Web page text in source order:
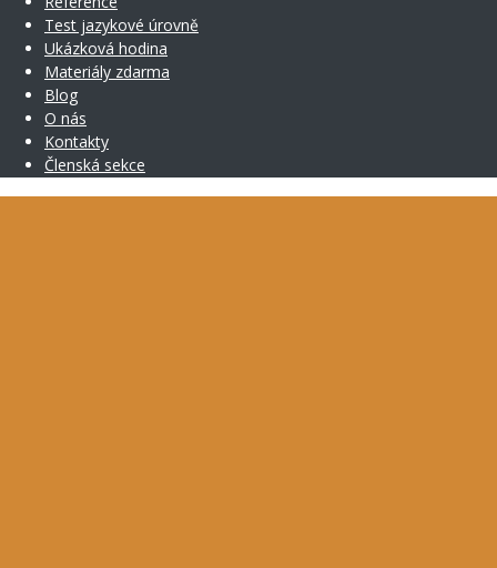
Test jazykové úrovně
Ukázková hodina
Materiály zdarma
Blog
O nás
Kontakty
Členská sekce